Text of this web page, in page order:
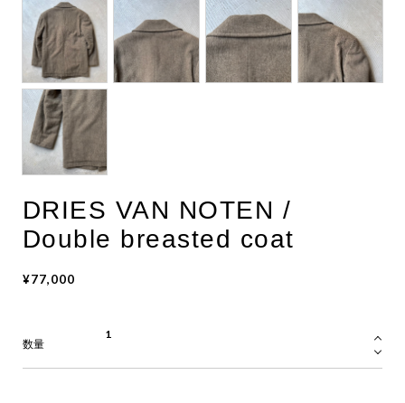
DRIES VAN NOTEN /
Double breasted coat
¥77,000
数量